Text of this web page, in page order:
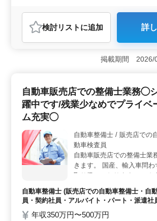
おすすめポイント
＜訪問看護ステーションでのキャリアチ
看護経験者を積極的に募集しています。
クや医療機器の管理・指導、リハビリなど
に携わることができます。夜勤なしで、
で、豊富な経験を持つ方々がチームを支え
験を活かし、新たなステージで自己成長を
きるのが魅力です。 ＜働きやすい待
で、土日が休みです。残業も少なく、メリ
働ける環境です。さらに、社会保険完備
勤手当など、安心して働ける待遇が整っ
検討リスト に追加 詳
掲載期間 2026/
自動車販売店での整備士業務◯
躍中です/残業少なめでプライベ
ム充実◯
自動車整備士 / 販売店での自動車整備士・自
動車検査員
自動車販売店での整備士業
きます。 国産、輸入車問
取り扱っております！ 〜お
検整備、分解整備、車検整
換、取付け、補修 等 ＊ベ
歓迎、検査員資格保有者は
＊残業少なめ、ご自身のプ
自動車整備士 (販売店での自動車整備士・自
員・契約社員・アルバイト・パート・派遣社
年収350万円〜500万円